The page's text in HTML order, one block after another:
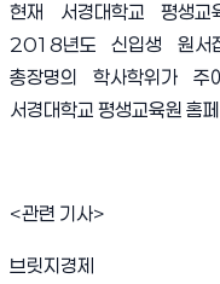
현재 서경대학교 평생
2018년도 신입생 원서
총장명의 학사학위가 주
서경대학교 평생교육원 홈
<관련 기사>
브릿지경제